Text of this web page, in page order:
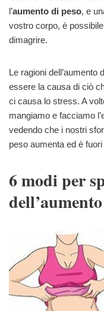
l’aumento di peso, e
vostro corpo, è
dimagrire.
Le ragioni
essere la causa di ciò
ci causa lo stress. A
mangiamo e facciamo
vedendo che i nostri
peso aumenta ed è
6 modi per